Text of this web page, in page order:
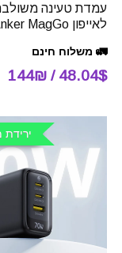
לאייפון Anker MagGo
🚛 משלוח חינם
48.04$ / 144₪
ירידת